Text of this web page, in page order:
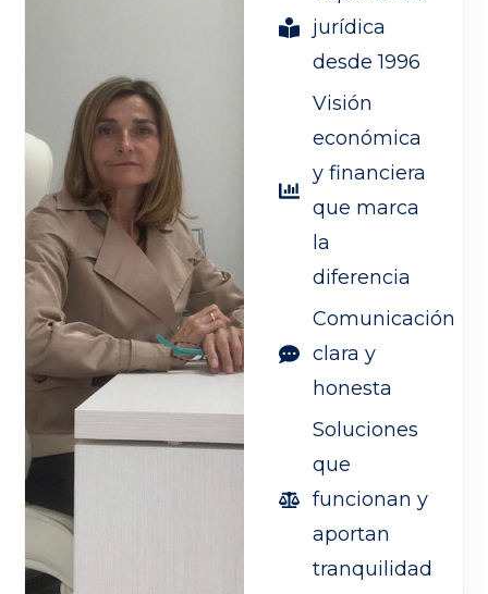
jurídica
desde 1996
Visión
económica
y financiera
que marca
la
diferencia
Comunicación
clara y
honesta
Soluciones
que
funcionan y
aportan
tranquilidad